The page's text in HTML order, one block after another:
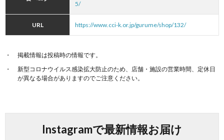
5/
URL https://www.cci-k.or.jp/gurume/shop/132/
掲載情報は投稿時の情報です。
新型コロナウイルス感染拡大防止のため、店舗・施設の営業時間、定休日
が異なる場合がありますのでご注意ください。
Instagramで最新情報お届け